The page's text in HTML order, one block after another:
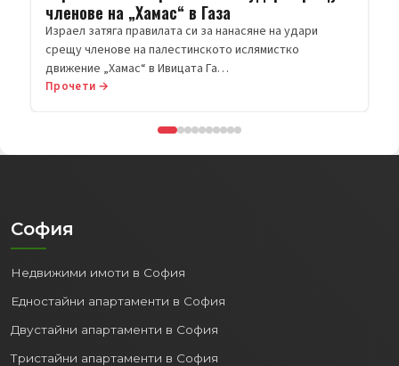
членове на „Хамас“ в Газа
Израел затяга правилата си за нанасяне на удари
срещу членове на палестинското ислямистко
движение „Хамас“ в Ивицата Га…
Прочети →
София
Недвижими имоти в София
Едностайни апартаменти в София
Двустайни апартаменти в София
Тристайни апартаменти в София